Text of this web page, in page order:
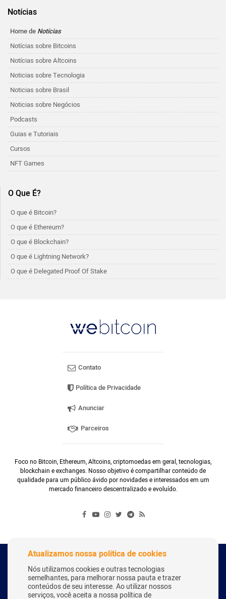
Notícias
Home de Notícias
Notícias sobre Bitcoins
Notícias sobre Altcoins
Noticias sobre Tecnologia
Noticias sobre Brasil
Noticias sobre Negócios
Podcasts
Guias e Tutoriais
Cursos
NFT Games
O Que É?
O que é Bitcoin?
O que é Ethereum?
O que é Blockchain?
O que é Lightning Network?
O que é Delegated Proof Of Stake
Contato
Política de Privacidade
Anunciar
Parceiros
Foco no Bitcoin, Ethereum, Altcoins, criptomoedas em geral, tecnologias,
blockchain e exchanges. Nosso objetivo é compartilhar conteúdo de
qualidade para um público ávido por novidades e interessados em um
mercado financeiro descentralizado e evoluído.
Copyright Webitcoin 2018 - Todos os Direitos Reservados
Desenvolvido por: Herick Correa
Atualizamos nossa política de cookies
Nós utilizamos cookies e outras tecnologias
semelhantes, para melhorar nossa pauta e trazer
conteúdos de seu interesse. Ao utilizar nossos
serviços, você aceita a nossa política de